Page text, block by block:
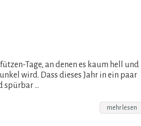
Tage, an denen es kaum hell und
wird. Dass dieses Jahr in ein paar
spürbar …
mehr lesen